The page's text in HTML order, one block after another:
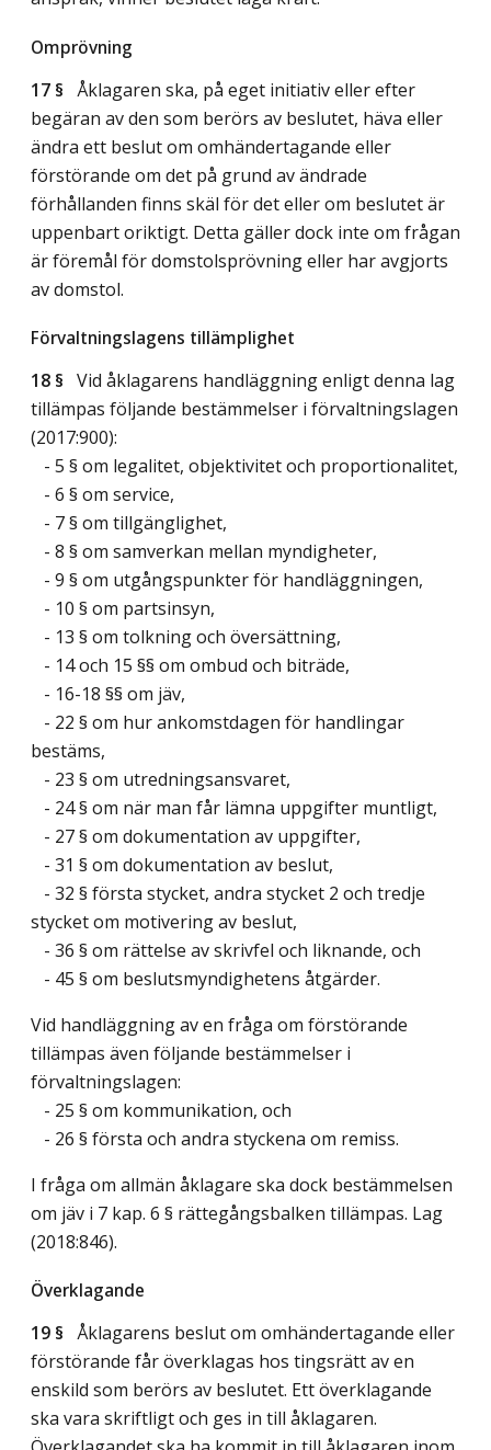
Omprövning
17 § Åklagaren ska, på eget initiativ eller efter
begäran av den som berörs av beslutet, häva eller
ändra ett beslut om omhändertagande eller
förstörande om det på grund av ändrade
förhållanden finns skäl för det eller om beslutet är
uppenbart oriktigt. Detta gäller dock inte om frågan
är föremål för domstolsprövning eller har avgjorts
av domstol.
Förvaltningslagens tillämplighet
18 § Vid åklagarens handläggning enligt denna lag
tillämpas följande bestämmelser i förvaltningslagen
(2017:900):
- 5 § om legalitet, objektivitet och proportionalitet,
- 6 § om service,
- 7 § om tillgänglighet,
- 8 § om samverkan mellan myndigheter,
- 9 § om utgångspunkter för handläggningen,
- 10 § om partsinsyn,
- 13 § om tolkning och översättning,
- 14 och 15 §§ om ombud och biträde,
- 16-18 §§ om jäv,
- 22 § om hur ankomstdagen för handlingar
bestäms,
- 23 § om utredningsansvaret,
- 24 § om när man får lämna uppgifter muntligt,
- 27 § om dokumentation av uppgifter,
- 31 § om dokumentation av beslut,
- 32 § första stycket, andra stycket 2 och tredje
stycket om motivering av beslut,
- 36 § om rättelse av skrivfel och liknande, och
- 45 § om beslutsmyndighetens åtgärder.
Vid handläggning av en fråga om förstörande
tillämpas även följande bestämmelser i
förvaltningslagen:
- 25 § om kommunikation, och
- 26 § första och andra styckena om remiss.
I fråga om allmän åklagare ska dock bestämmelsen
om jäv i 7 kap. 6 § rättegångsbalken tillämpas. Lag
(2018:846).
Överklagande
19 § Åklagarens beslut om omhändertagande eller
förstörande får överklagas hos tingsrätt av en
enskild som berörs av beslutet. Ett överklagande
ska vara skriftligt och ges in till åklagaren.